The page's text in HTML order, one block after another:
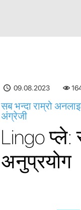
09.08.2023
सब भन्दा राम्रो
अंग्रेजी
Lingo प्ले:
अनुप्रयोग